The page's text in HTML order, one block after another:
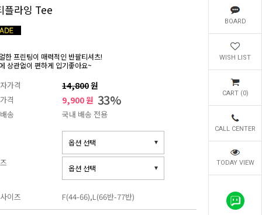
BOARD
WISH LIST
CART (0)
CALL CENTER
TODAY VIEW
플라잉 Tee
한 프린팅이 매력적인 반팔티셔츠!
상관없이 편하게 입기좋아요~
가격 14,800원
격 9,900 원 33%
송 국내 배송 전용
이즈 F(44-66),L(66반-77반)